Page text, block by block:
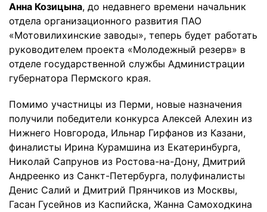
Анна Козицына, до недавнего времени начальник
отдела организационного развития ПАО
«Мотовилихинские заводы», теперь будет работать
руководителем проекта «Молодежный резерв» в
отделе государственной службы Администрации
губернатора Пермского края.
Помимо участницы из Перми, новые назначения
получили победители конкурса Алексей Алехин из
Нижнего Новгорода, Ильнар Гирфанов из Казани,
финалисты Ирина Курамшина из Екатеринбурга,
Николай Сапрунов из Ростова-на-Дону, Дмитрий
Андреенко из Санкт-Петербурга, полуфиналисты
Денис Салий и Дмитрий Прянчиков из Москвы,
Гасан Гусейнов из Каспийска, Жанна Самоходкина